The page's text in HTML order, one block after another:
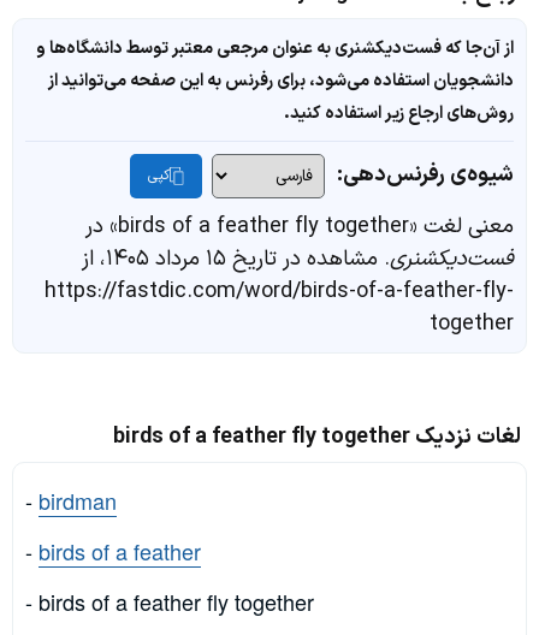
از آن‌جا که فست‌دیکشنری به عنوان مرجعی معتبر توسط دانشگاه‌ها و
دانشجویان استفاده می‌شود، برای رفرنس به این صفحه می‌توانید از
روش‌های ارجاع زیر استفاده کنید.
شیوه‌ی رفرنس‌دهی: کپی
معنی لغت «birds of a feather fly together» در
فست‌دیکشنری
. مشاهده در تاریخ ۱۵ مرداد ۱۴۰۵، از
https://fastdic.com/word/birds-of-a-feather-fly-
together
لغات نزدیک birds of a feather fly together
- birdman
- birds of a feather
- birds of a feather fly together